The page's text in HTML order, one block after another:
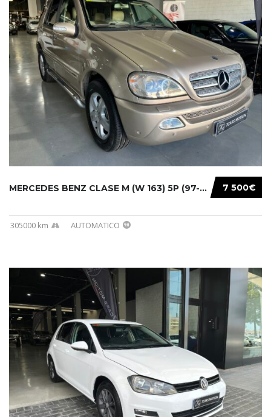
7 500€
MERCEDES BENZ CLASE M (W 163) 5P (97-05) 200...
305000 km AUTOMATICO